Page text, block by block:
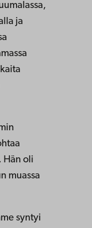
ja
Hän oli
muassa
syntyi